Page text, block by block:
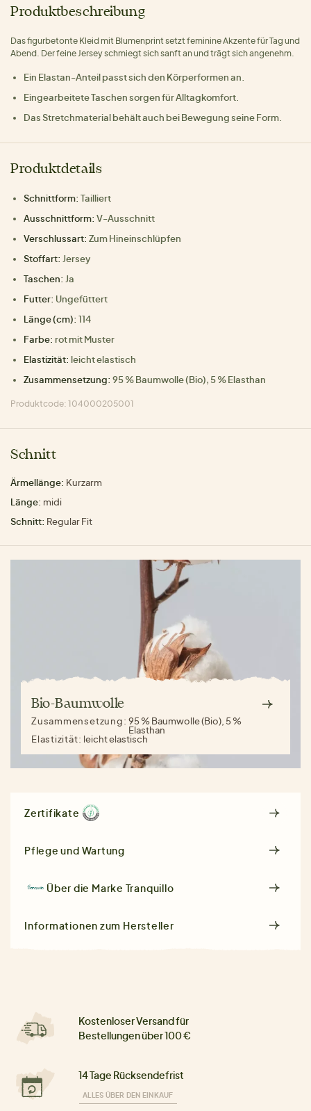
Produktbeschreibung
Das figurbetonte Kleid mit Blumenprint setzt feminine Akzente für Tag und
Abend. Der feine Jersey schmiegt sich sanft an und trägt sich angenehm.
Ein Elastan-Anteil passt sich den Körperformen an.
Eingearbeitete Taschen sorgen für Alltagkomfort.
Das Stretchmaterial behält auch bei Bewegung seine Form.
Produktdetails
Schnittform: Tailliert
Ausschnittform: V-Ausschnitt
Verschlussart: Zum Hineinschlüpfen
Stoffart: Jersey
Taschen: Ja
Futter: Ungefüttert
Länge (cm): 114
Farbe: rot mit Muster
Elastizität: leicht elastisch
Zusammensetzung: 95 % Baumwolle (Bio), 5 % Elasthan
Produktcode: 104000205001
Schnitt
Ärmellänge: Kurzarm
Länge: midi
Schnitt: Regular Fit
Bio-Baumwolle
Zusammensetzung:95 % Baumwolle (Bio), 5 %
Elasthan
Elastizität: leicht elastisch
Zertifikate
Pflege und Wartung
Über die Marke Tranquillo
Informationen zum Hersteller
Kostenloser Versand für
Bestellungen über 100 €
14 Tage Rücksendefrist
ALLES ÜBER DEN EINKAUF